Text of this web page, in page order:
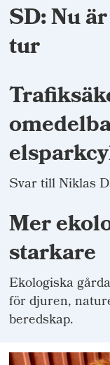
SD: Nu
tur
Svar till Niklas
Mer
starkare
Ekologiska
för djuren,
beredskap.